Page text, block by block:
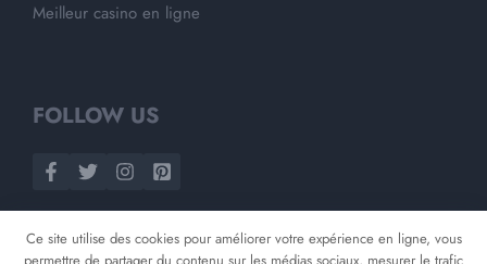
Meilleur casino en ligne
FOLLOW US
Ce site utilise des cookies pour améliorer votre expérience en ligne, vous